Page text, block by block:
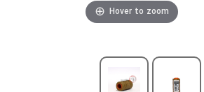
Hover to zoom